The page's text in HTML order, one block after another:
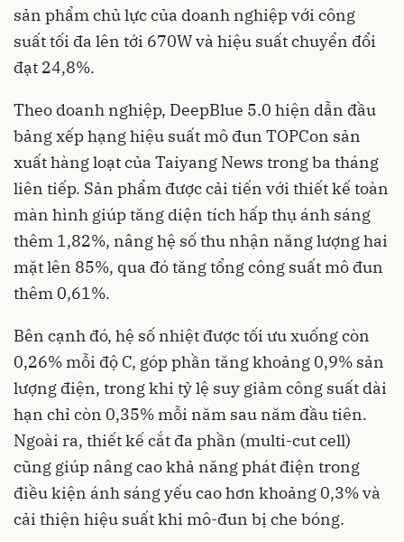
sản phẩm chủ lực của doanh nghiệp với công
suất tối đa lên tới 670W và hiệu suất chuyển đổi
đạt 24,8%.
Theo doanh nghiệp, DeepBlue 5.0 hiện dẫn đầu
bảng xếp hạng hiệu suất mô đun TOPCon sản
xuất hàng loạt của Taiyang News trong ba tháng
liên tiếp. Sản phẩm được cải tiến với thiết kế toàn
màn hình giúp tăng diện tích hấp thụ ánh sáng
thêm 1,82%, nâng hệ số thu nhận năng lượng hai
mặt lên 85%, qua đó tăng tổng công suất mô đun
thêm 0,61%.
Bên cạnh đó, hệ số nhiệt được tối ưu xuống còn
0,26% mỗi độ C, góp phần tăng khoảng 0,9% sản
lượng điện, trong khi tỷ lệ suy giảm công suất dài
hạn chỉ còn 0,35% mỗi năm sau năm đầu tiên.
Ngoài ra, thiết kế cắt đa phần (multi-cut cell)
cũng giúp nâng cao khả năng phát điện trong
điều kiện ánh sáng yếu cao hơn khoảng 0,3% và
cải thiện hiệu suất khi mô-đun bị che bóng.